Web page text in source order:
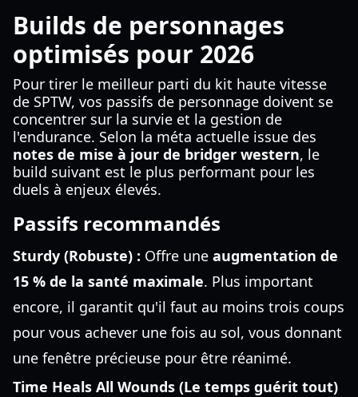
Builds de personnages
optimisés pour 2026
Pour tirer le meilleur parti du kit haute vitesse
de SPTW, vos passifs de personnage doivent se
concentrer sur la survie et la gestion de
l'endurance. Selon la méta actuelle issue des
notes de mise à jour de bridger western, le
build suivant est le plus performant pour les
duels à enjeux élevés.
Passifs recommandés
Sturdy (Robuste) : Offre une augmentation de
15 % de la santé maximale. Plus important
encore, il garantit qu'il faut au moins trois coups
pour vous achever une fois au sol, vous donnant
une fenêtre précieuse pour être réanimé.
Time Heals All Wounds (Le temps guérit tout)